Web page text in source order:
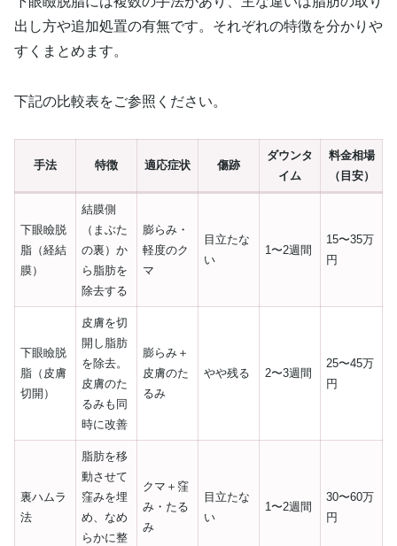
出し方や追加処置の有無です。それぞれの特徴を分かりや
すくまとめます。
下記の比較表をご参照ください。
手法 特徴 適応症状 傷跡
ダウンタ
イム
料金相場
（目安）
下眼瞼脱
脂（経結
膜）
結膜側
（まぶた
の裏）か
ら脂肪を
除去する
膨らみ・
軽度のク
マ
目立たな
い
1〜2週間
15〜35万
円
下眼瞼脱
脂（皮膚
切開）
皮膚を切
開し脂肪
を除去。
皮膚のた
るみも同
時に改善
膨らみ＋
皮膚のた
るみ
やや残る 2〜3週間
25〜45万
円
裏ハムラ
法
脂肪を移
動させて
窪みを埋
め、なめ
らかに整
クマ＋窪
み・たる
み
目立たな
い
1〜2週間
30〜60万
円